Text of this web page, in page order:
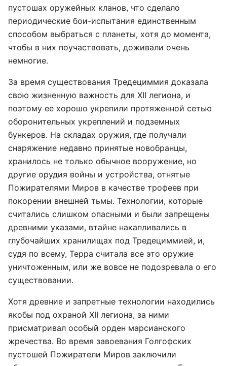
пустошах оружейных кланов, что сделало
периодические бои-испытания единственным
способом выбраться с планеты, хотя до момента,
чтобы в них поучаствовать, доживали очень
немногие.
За время существования Тредециммия доказала
свою жизненную важность для XII легиона, и
поэтому ее хорошо укрепили протяженной сетью
оборонительных укреплений и подземных
бункеров. На складах оружия, где получали
снаряжение недавно принятые новобранцы,
хранилось не только обычное вооружение, но
другие орудия войны и устройства, отнятые
Пожирателями Миров в качестве трофеев при
покорении внешней тьмы. Технологии, которые
считались слишком опасными и были запрещены
древними указами, втайне накапливались в
глубочайших хранилищах под Тредециммией, и,
судя по всему, Терра считала все это оружие
уничтоженным, или же вовсе не подозревала о его
существовании.
Хотя древние и запретные технологии находились
якобы под охраной XII легиона, за ними
присматривал особый орден марсианского
жречества. Во время завоевания Голгофских
пустошей Пожиратели Миров заключили